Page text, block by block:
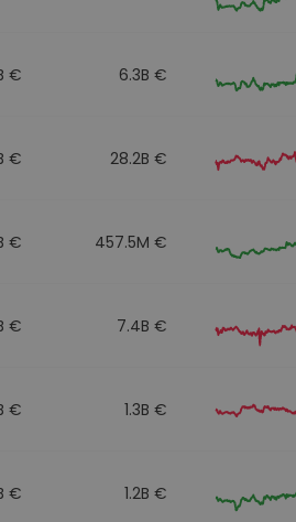
€ 6.3B €
€ 28.2B €
€ 457.5M €
€ 7.4B €
€ 1.3B €
€ 1.2B €